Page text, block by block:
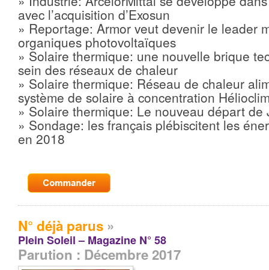
avec l’acquisition d’Exosun
» Reportage: Armor veut devenir le leader
organiques photovoltaïques
» Solaire thermique: une nouvelle brique
sein des réseaux de chaleur
» Solaire thermique: Réseau de chaleur
système de solaire à concentration
» Solaire thermique: Le nouveau départ de
» Sondage: les français plébiscitent les
en 2018
N° déjà parus »
Plein Soleil – Magazine N° 58
Parution : Décembre 2017